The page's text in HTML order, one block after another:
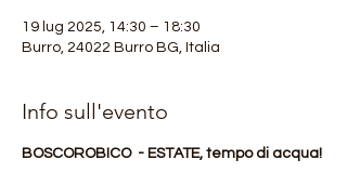
19 lug 2025, 14:30 – 18:30
Burro, 24022 Burro BG, Italia
Info sull'evento
BOSCOROBICO  - ESTATE, tempo di acqua!